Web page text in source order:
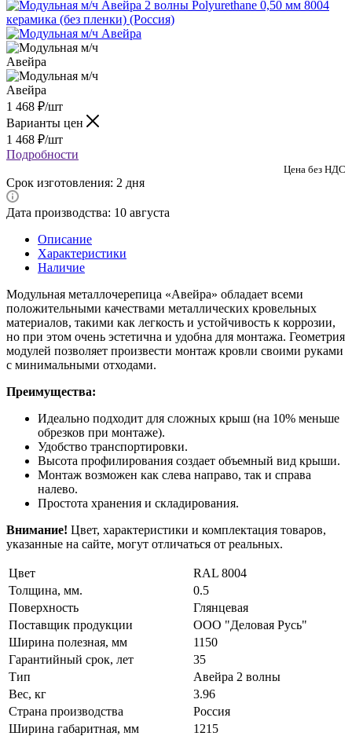
1 468 ₽/шт
Варианты цен
1 468 ₽/шт
Подробности
Цена без НДС
Срок изготовления: 2 дня
Дата производства: 10 августа
Описание
Характеристики
Наличие
Модульная металлочерепица «Авейра» обладает всеми
положительными качествами металлических кровельных
материалов, такими как легкость и устойчивость к коррозии,
но при этом очень эстетична и удобна для монтажа. Геометрия
модулей позволяет произвести монтаж кровли своими руками
с минимальными отходами.
Преимущества:
Идеально подходит для сложных крыш (на 10% меньше
обрезков при монтаже).
Удобство транспортировки.
Высота профилирования создает объемный вид крыши.
Монтаж возможен как слева направо, так и справа
налево.
Простота хранения и складирования.
Внимание! Цвет, характеристики и комплектация товаров,
указанные на сайте, могут отличаться от реальных.
Цвет
RAL 8004
Толщина, мм.
0.5
Поверхность
Глянцевая
Поставщик продукции
ООО "Деловая Русь"
Ширина полезная, мм
1150
Гарантийный срок, лет
35
Тип
Авейра 2 волны
Вес, кг
3.96
Страна производства
Россия
Ширина габаритная, мм
1215